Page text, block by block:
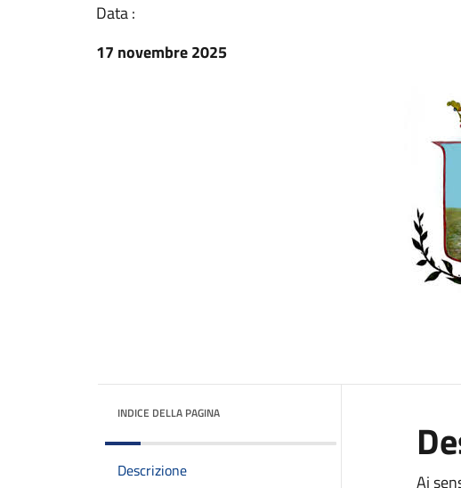
Data :
17 novembre 2025
INDICE DELLA PAGINA
Descrizione
Ai